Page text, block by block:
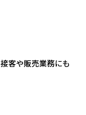
接客や販売業務にも